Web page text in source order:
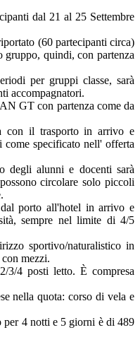
dal 21 al 25 Settembre
(60 partecipanti circa)
quindi, con partenza
per gruppi classe, sarà
accompagnatori.
GT con partenza come da
con il trasporto in arrivo e
come specificato nell' offerta
degli alunni e docenti sarà
circolare solo piccoli
porto all'hotel in arrivo e
sempre nel limite di 4/5
sportivo/naturalistico in
mezzi.
3/4 posti letto. È compresa
nella quota: corso di vela e
per 4 notti e 5 giorni è di 489